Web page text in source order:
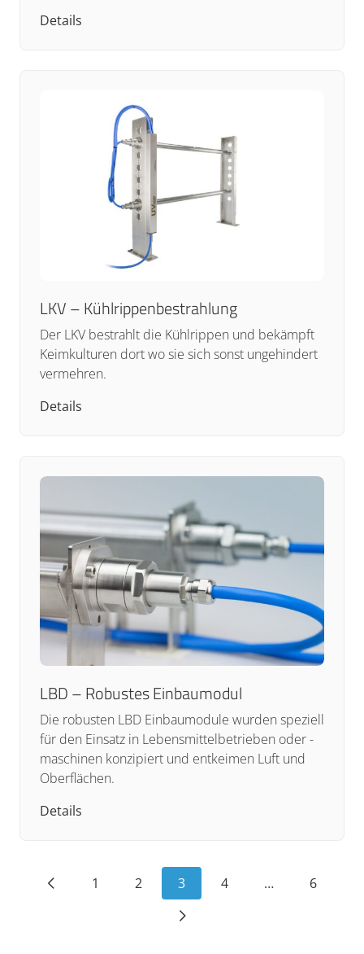
Details
LKV – Kühlrippenbestrahlung
Der LKV bestrahlt die Kühlrippen und bekämpft
Keimkulturen dort wo sie sich sonst ungehindert
vermehren.
Details
LBD – Robustes Einbaumodul
Die robusten LBD Einbaumodule wurden speziell
für den Einsatz in Lebensmittelbetrieben oder -
maschinen konzipiert und entkeimen Luft und
Oberflächen.
Details
1 2 3 4 … 6